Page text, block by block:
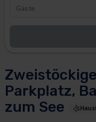
Zweistöckige
Parkplatz,
zum See